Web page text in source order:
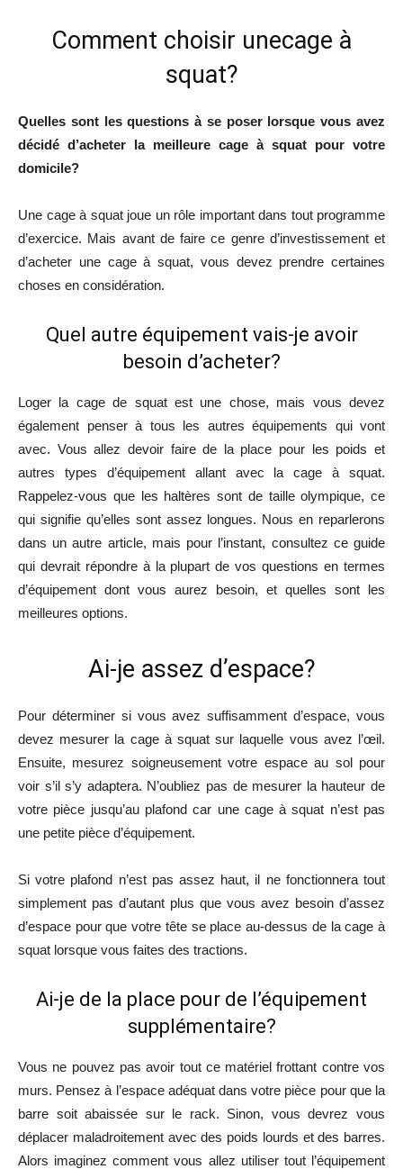
Comment choisir unecage à
squat?
Quelles sont les questions à se poser lorsque vous avez
décidé d’acheter la meilleure cage à squat pour votre
domicile?
Une cage à squat joue un rôle important dans tout programme
d’exercice. Mais avant de faire ce genre d’investissement et
d’acheter une cage à squat, vous devez prendre certaines
choses en considération.
Quel autre équipement vais-je avoir
besoin d’acheter?
Loger la cage de squat est une chose, mais vous devez
également penser à tous les autres équipements qui vont
avec. Vous allez devoir faire de la place pour les poids et
autres types d’équipement allant avec la cage à squat.
Rappelez-vous que les haltères sont de taille olympique, ce
qui signifie qu’elles sont assez longues. Nous en reparlerons
dans un autre article, mais pour l’instant, consultez ce guide
qui devrait répondre à la plupart de vos questions en termes
d’équipement dont vous aurez besoin, et quelles sont les
meilleures options.
Ai-je assez d’espace?
Pour déterminer si vous avez suffisamment d’espace, vous
devez mesurer la cage à squat sur laquelle vous avez l’œil.
Ensuite, mesurez soigneusement votre espace au sol pour
voir s’il s’y adaptera. N’oubliez pas de mesurer la hauteur de
votre pièce jusqu’au plafond car une cage à squat n’est pas
une petite pièce d’équipement.
Si votre plafond n’est pas assez haut, il ne fonctionnera tout
simplement pas d’autant plus que vous avez besoin d’assez
d’espace pour que votre tête se place au-dessus de la cage à
squat lorsque vous faites des tractions.
Ai-je de la place pour de l’équipement
supplémentaire?
Vous ne pouvez pas avoir tout ce matériel frottant contre vos
murs. Pensez à l’espace adéquat dans votre pièce pour que la
barre soit abaissée sur le rack. Sinon, vous devrez vous
déplacer maladroitement avec des poids lourds et des barres.
Alors imaginez comment vous allez utiliser tout l’équipement